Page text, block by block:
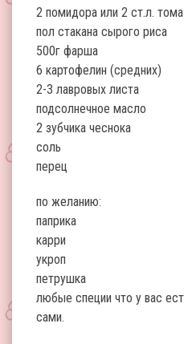
2 помидора или 2 ст.л.
пол стакана сырого риса
500г фарша
6 картофелин (средних)
2-3 лавровых листа
подсолнечное масло
2 зубчика чеснока
соль
перец
по желанию:
паприка
карри
укроп
петрушка
любые специи что у вас
сами.